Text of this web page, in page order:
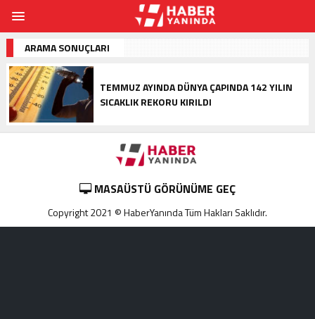
ARAMA SONUÇLARI
TEMMUZ AYINDA DÜNYA ÇAPINDA 142 YILIN
SICAKLIK REKORU KIRILDI
MASAÜSTÜ GÖRÜNÜME GEÇ
Copyright 2021 © HaberYanında Tüm Hakları Saklıdır.